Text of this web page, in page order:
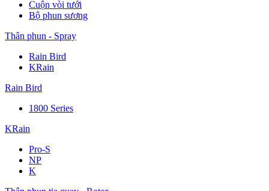
Cuộn vòi tưới
Bộ phun sương
Thân phun - Spray
Rain Bird
KRain
Rain Bird
1800 Series
KRain
Pro-S
NP
K